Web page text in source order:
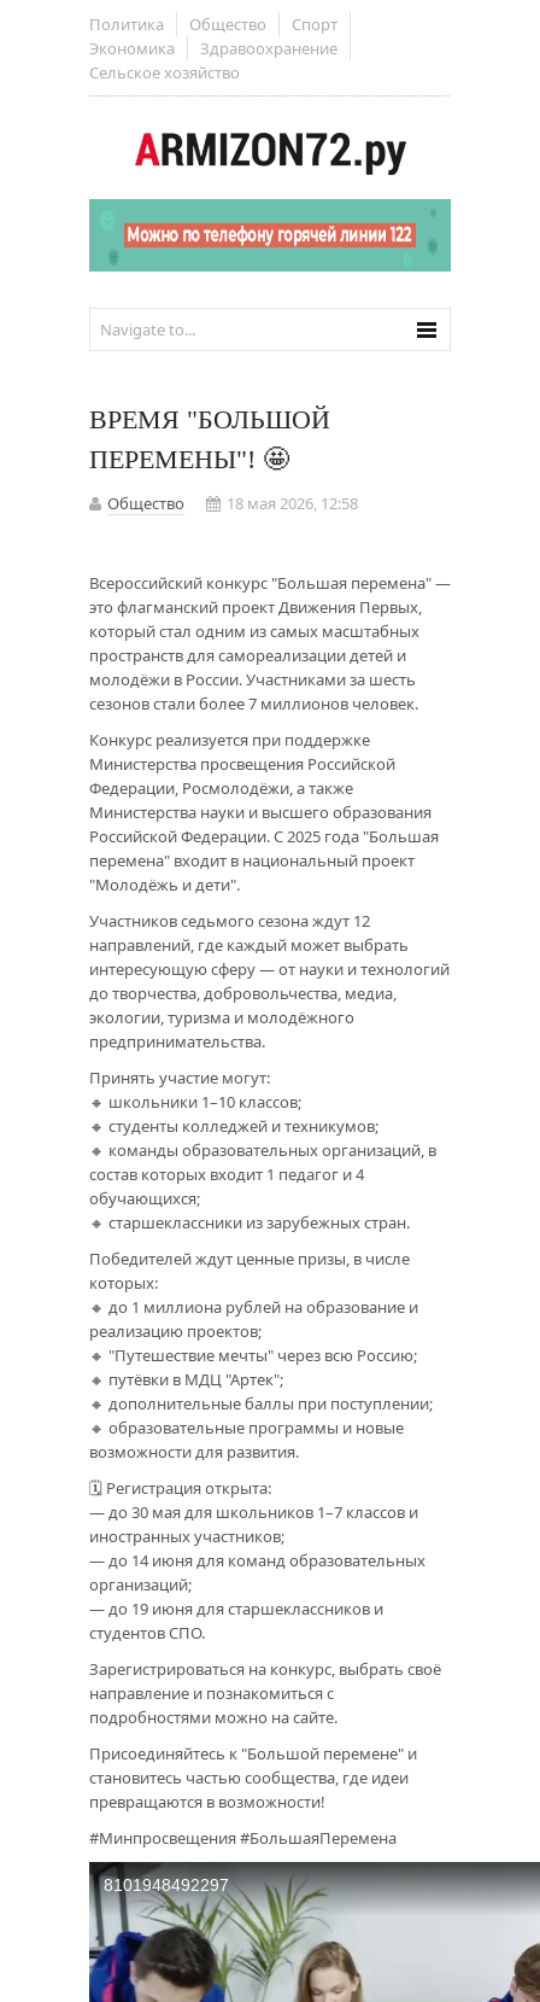
Политика Общество
Спорт
Экономика
Здравоохранение
Сельское хозяйство
ВРЕМЯ "БОЛЬШОЙ
ПЕРЕМЕНЫ"! 🤩
Общество 18 мая 2026, 12:58
Всероссийский конкурс "Большая перемена" —
это флагманский проект Движения Первых,
который стал одним из самых масштабных
пространств для самореализации детей и
молодёжи в России. Участниками за шесть
сезонов стали более 7 миллионов человек.
Конкурс реализуется при поддержке
Министерства просвещения Российской
Федерации, Росмолодёжи, а также
Министерства науки и высшего образования
Российской Федерации. С 2025 года "Большая
перемена" входит в национальный проект
"Молодёжь и дети".
Участников седьмого сезона ждут 12
направлений, где каждый может выбрать
интересующую сферу — от науки и технологий
до творчества, добровольчества, медиа,
экологии, туризма и молодёжного
предпринимательства.
Принять участие могут:
🔸 школьники 1–10 классов;
🔸 студенты колледжей и техникумов;
🔸 команды образовательных организаций, в
состав которых входит 1 педагог и 4
обучающихся;
🔸 старшеклассники из зарубежных стран.
Победителей ждут ценные призы, в числе
которых:
🔸 до 1 миллиона рублей на образование и
реализацию проектов;
🔸 "Путешествие мечты" через всю Россию;
🔸 путёвки в МДЦ "Артек";
🔸 дополнительные баллы при поступлении;
🔸 образовательные программы и новые
возможности для развития.
🗓️ Регистрация открыта:
— до 30 мая для школьников 1–7 классов и
иностранных участников;
— до 14 июня для команд образовательных
организаций;
— до 19 июня для старшеклассников и
студентов СПО.
Зарегистрироваться на конкурс, выбрать своё
направление и познакомиться с
подробностями можно на сайте.
Присоединяйтесь к "Большой перемене" и
становитесь частью сообщества, где идеи
превращаются в возможности!
#Минпросвещения #БольшаяПеремена